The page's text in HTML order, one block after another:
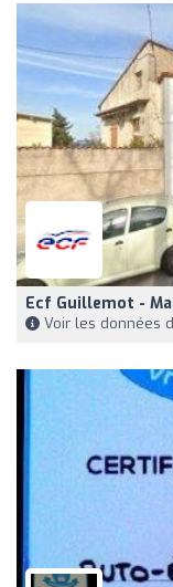
Ecf Guillemot -
Voir les données